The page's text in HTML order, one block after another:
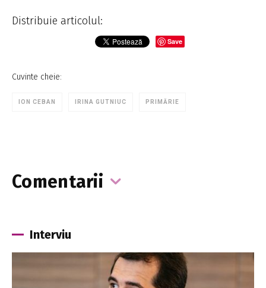
Distribuie articolul:
Save
Cuvinte cheie:
ION CEBAN IRINA GUTNIUC PRIMĂRIE
Comentarii
Interviu